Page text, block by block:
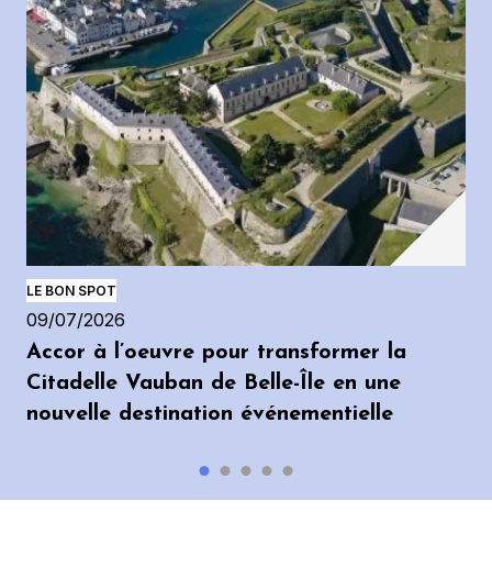
LE BON SPOT
09/07/2026
Accor à l’oeuvre pour transformer la
Citadelle Vauban de Belle-Île en une
nouvelle destination événementielle